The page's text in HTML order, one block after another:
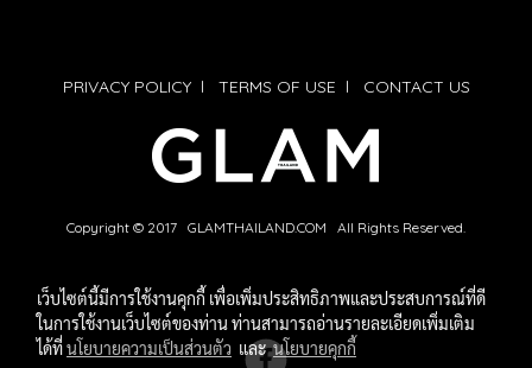
PRIVACY POLICYl TERMS OF USE l CONTACT US
Copyright © 2017 GLAMTHAILAND.COM All Rights Reserved.
เว็บไซต์นี้มีการใช้งานคุกกี้ เพื่อเพิ่มประสิทธิภาพและประสบการณ์ที่ดี
ในการใช้งานเว็บไซต์ของท่าน ท่านสามารถอ่านรายละเอียดเพิ่มเติม
ได้ที่นโยบายความเป็นส่วนตัว และนโยบายคุกกี้